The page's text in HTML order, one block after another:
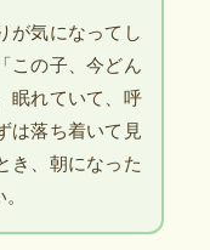
が気になってし
この子、今どん
眠れていて、呼
は落ち着いて見
き、朝になった